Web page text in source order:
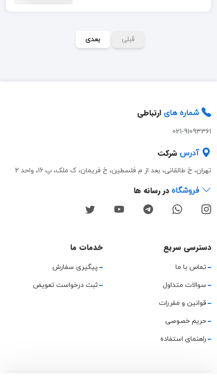
قبلی بعدی
شماره های ارتباطی
021-91093361
آدرس شرکت
تهران، خ طالقانی، بعد از م فلسطین، خ فریمان، ک ملک، پ 16، واحد 2
فروشگاه در رسانه ها
دسترسی سریع
تماس با ما
سوالات متداول
قوانین و مقررات
حریم خصوصی
راهنمای استفاده
خدمات ما
پیگیری سفارش
ثبت درخواست تعویض